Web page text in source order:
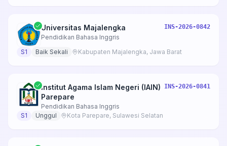
Universitas Majalengka
Pendidikan Bahasa Inggris
INS-2026-0842
S1 Baik Sekali Kabupaten Majalengka, Jawa Barat
Institut Agama Islam Negeri (IAIN)
Parepare
Pendidikan Bahasa Inggris
INS-2026-0841
S1 Unggul Kota Parepare, Sulawesi Selatan